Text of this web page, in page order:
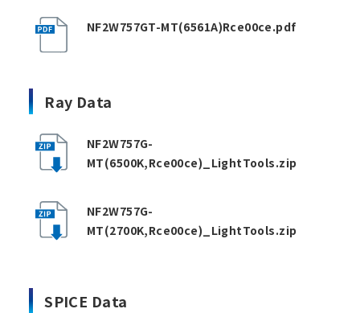
NF2W757GT-MT(6561A)Rce00ce.pdf
Ray Data
NF2W757G-
MT(6500K,Rce00ce)_LightTools.zip
NF2W757G-
MT(2700K,Rce00ce)_LightTools.zip
SPICE Data